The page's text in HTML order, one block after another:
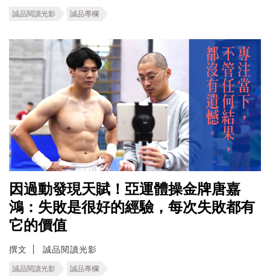
誠品閱讀光影 誠品專欄
因過動發現天賦！亞運體操金牌唐嘉
鴻：失敗是很好的經驗，每次失敗都有
它的價值
撰文 誠品閱讀光影
誠品閱讀光影 誠品專欄